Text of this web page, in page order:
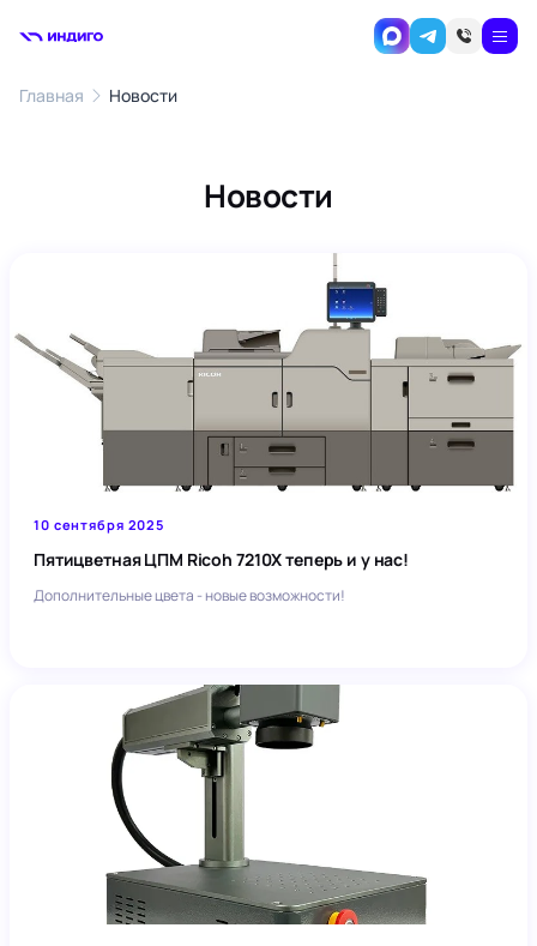
Главная Новости
Новости
10 сентября 2025
Пятицветная ЦПМ Ricoh 7210X теперь и у нас!
Дополнительные цвета - новые возможности!